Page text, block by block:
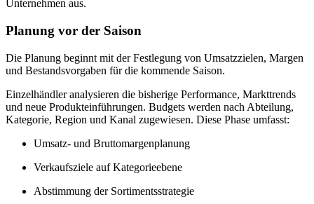
Unternehmen aus.
Planung vor der Saison
Die Planung beginnt mit der Festlegung von Umsatzzielen, Margen
und Bestandsvorgaben für die kommende Saison.
Einzelhändler analysieren die bisherige Performance, Markttrends
und neue Produkteinführungen. Budgets werden nach Abteilung,
Kategorie, Region und Kanal zugewiesen. Diese Phase umfasst:
Umsatz- und Bruttomargenplanung
Verkaufsziele auf Kategorieebene
Abstimmung der Sortimentsstrategie